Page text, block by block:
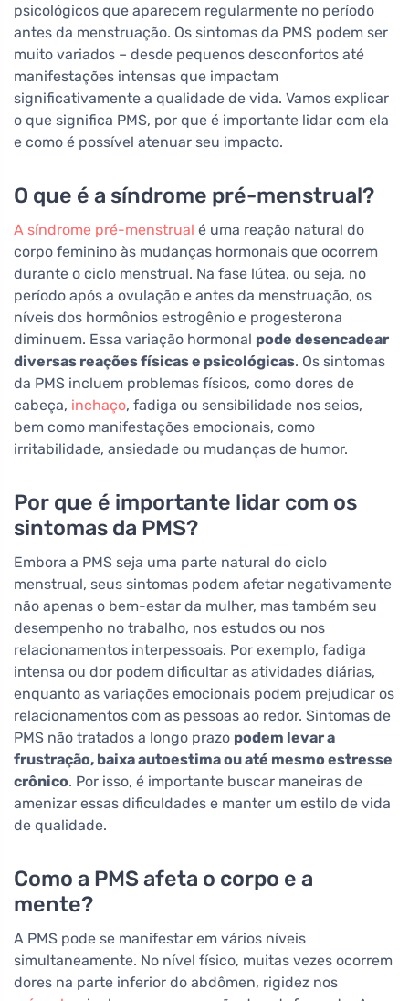
psicológicos que aparecem regularmente no período
antes da menstruação. Os sintomas da PMS podem ser
muito variados – desde pequenos desconfortos até
manifestações intensas que impactam
significativamente a qualidade de vida. Vamos explicar
o que significa PMS, por que é importante lidar com ela
e como é possível atenuar seu impacto.
O que é a síndrome pré-menstrual?
A síndrome pré-menstrual é uma reação natural do
corpo feminino às mudanças hormonais que ocorrem
durante o ciclo menstrual. Na fase lútea, ou seja, no
período após a ovulação e antes da menstruação, os
níveis dos hormônios estrogênio e progesterona
diminuem. Essa variação hormonal pode desencadear
diversas reações físicas e psicológicas. Os sintomas
da PMS incluem problemas físicos, como dores de
cabeça, inchaço, fadiga ou sensibilidade nos seios,
bem como manifestações emocionais, como
irritabilidade, ansiedade ou mudanças de humor.
Por que é importante lidar com os
sintomas da PMS?
Embora a PMS seja uma parte natural do ciclo
menstrual, seus sintomas podem afetar negativamente
não apenas o bem-estar da mulher, mas também seu
desempenho no trabalho, nos estudos ou nos
relacionamentos interpessoais. Por exemplo, fadiga
intensa ou dor podem dificultar as atividades diárias,
enquanto as variações emocionais podem prejudicar os
relacionamentos com as pessoas ao redor. Sintomas de
PMS não tratados a longo prazo podem levar a
frustração, baixa autoestima ou até mesmo estresse
crônico. Por isso, é importante buscar maneiras de
amenizar essas dificuldades e manter um estilo de vida
de qualidade.
Como a PMS afeta o corpo e a
mente?
A PMS pode se manifestar em vários níveis
simultaneamente. No nível físico, muitas vezes ocorrem
dores na parte inferior do abdômen, rigidez nos